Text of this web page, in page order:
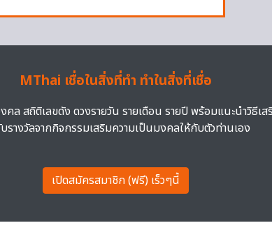
MThai เชื่อในสิ่งที่ทำ ทำในสิ่งที่เชื่อ
คล สถิติเลขดัง ดวงรายวัน รายเดือน รายปี พร้อมแนะนำวิธีเส
รางวัลจากกิจกรรมเสริมความเป็นมงคลให้กับตัวท่านเอง
เปิดสมัครสมาชิก (ฟรี) เร็วๆนี้